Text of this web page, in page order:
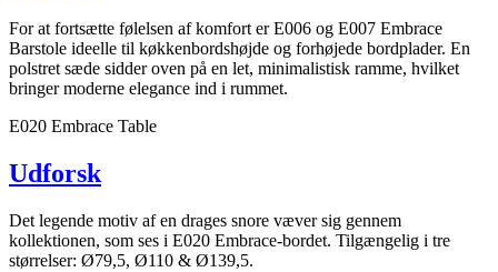
For at fortsætte følelsen af komfort er E006 og E007 Embrace
Barstole ideelle til køkkenbordshøjde og forhøjede bordplader. En
polstret sæde sidder oven på en let, minimalistisk ramme, hvilket
bringer moderne elegance ind i rummet.
E020 Embrace Table
Udforsk
Det legende motiv af en drages snore væver sig gennem
kollektionen, som ses i E020 Embrace-bordet. Tilgængelig i tre
størrelser: Ø79,5, Ø110 & Ø139,5.